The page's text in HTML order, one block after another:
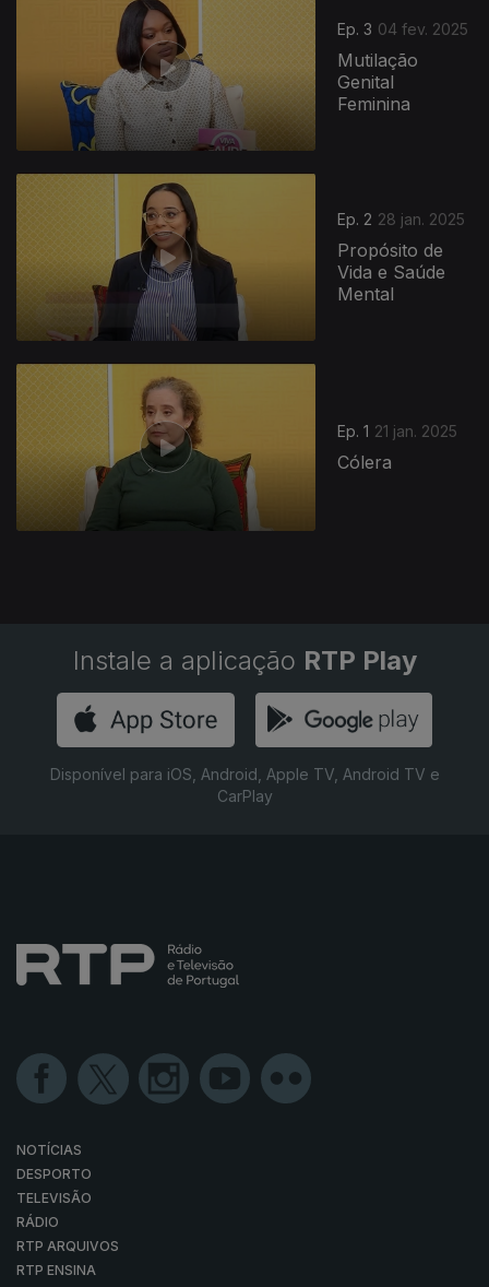
Ep. 3 04 fev. 2025
Mutilação
Genital
Feminina
Ep. 2 28 jan. 2025
Propósito de
Vida e Saúde
Mental
Ep. 1 21 jan. 2025
Cólera
Instale a aplicação RTP Play
Disponível para iOS, Android, Apple TV, Android TV e
CarPlay
NOTÍCIAS
DESPORTO
TELEVISÃO
RÁDIO
RTP ARQUIVOS
RTP ENSINA